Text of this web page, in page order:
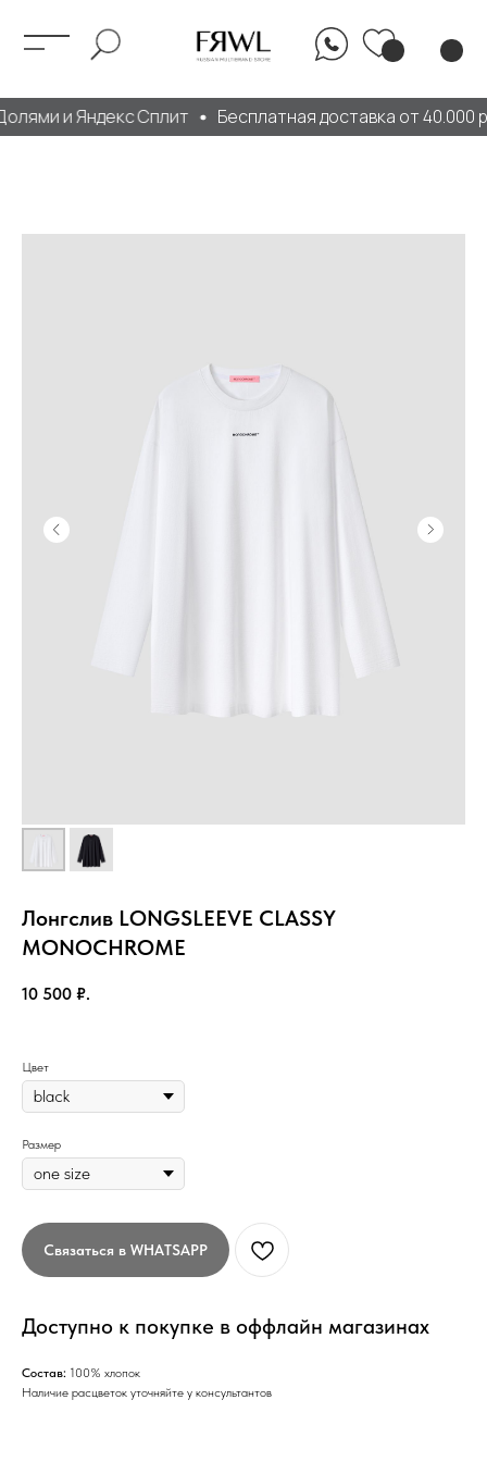
и Яндекс Сплит Бесплатная доставка от 40.000
Лонгслив LONGSLEEVE CLASSY
MONOCHROME
10 500 ₽.
Размер
Цвет
Связаться в WHATSAPP
Доступно к покупке в оффлайн магазинах
Состав: 100% хлопок
Наличие расцветок уточняйте у консультантов